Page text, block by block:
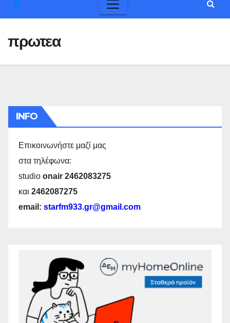
πρωτεα
INFO
Επικοινωνήστε μαζί μας
στα τηλέφωνα:
studio onair 2462083275
και 2462087275
email: starfm933.gr@gmail.com